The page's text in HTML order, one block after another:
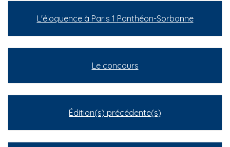
L'éloquence à Paris 1 Panthéon-Sorbonne
Le concours
Édition(s) précédente(s)